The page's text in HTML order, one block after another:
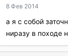
8 Фев 2014
а я с собой
ниразу в походе